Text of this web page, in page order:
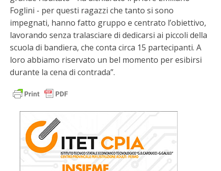
Foglini - per questi ragazzi che tanto si sono
impegnati, hanno fatto gruppo e centrato l’obiettivo,
lavorando senza tralasciare di dedicarsi ai piccoli della
scuola di bandiera, che conta circa 15 partecipanti. A
loro abbiamo riservato un bel momento per esibirsi
durante la cena di contrada”.